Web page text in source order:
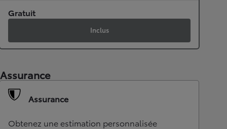
Gratuit
Inclus
Assurance
Assurance
Obtenez une estimation personnalisée